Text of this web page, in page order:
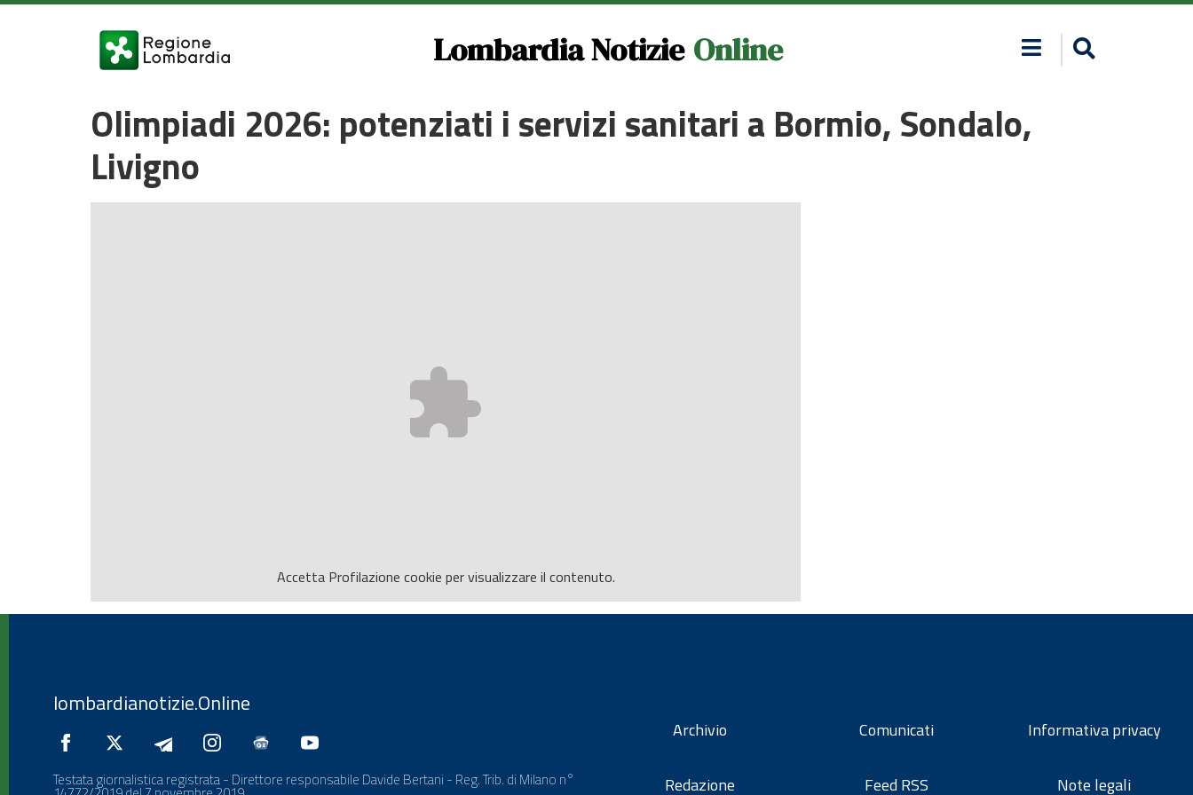
Lombardia Notizie Online
Olimpiadi 2026: potenziati i servizi sanitari a Bormio, Sondalo,
Livigno
Accetta Profilazione cookie per visualizzare il contenuto.
lombardianotizie.Online
Testata giornalistica registrata - Direttore responsabile Davide Bertani - Reg. Trib. di Milano n°
Archivio
Redazione
Comunicati
Feed RSS
Informativa privacy
Note legali